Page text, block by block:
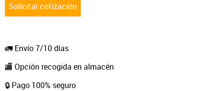
Solicitar cotización
🚛 Envío 7/10 días
🏬 Opción recogida en almacén
🔒 Pago 100% seguro